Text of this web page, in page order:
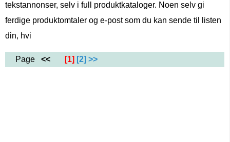
tekstannonser, selv i full produktkataloger. Noen selv gi
ferdige produktomtaler og e-post som du kan sende til listen
din, hvi
Page << [1] [2] >>